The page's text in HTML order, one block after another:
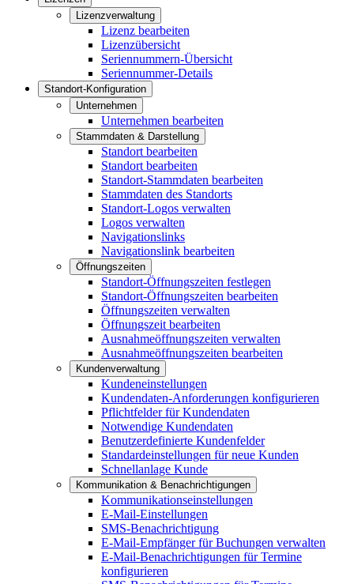
Lizenzverwaltung
Lizenz bearbeiten
Lizenzübersicht
Seriennummern-Übersicht
Seriennummer-Details
Standort-Konfiguration
Unternehmen
Unternehmen bearbeiten
Stammdaten & Darstellung
Standort bearbeiten
Standort bearbeiten
Standort-Stammdaten bearbeiten
Stammdaten des Standorts
Standort-Logos verwalten
Logos verwalten
Navigationslinks
Navigationslink bearbeiten
Öffnungszeiten
Standort-Öffnungszeiten festlegen
Standort-Öffnungszeiten bearbeiten
Öffnungszeiten verwalten
Öffnungszeit bearbeiten
Ausnahmeöffnungszeiten verwalten
Ausnahmeöffnungszeiten bearbeiten
Kundenverwaltung
Kundeneinstellungen
Kundendaten-Anforderungen konfigurieren
Pflichtfelder für Kundendaten
Notwendige Kundendaten
Benutzerdefinierte Kundenfelder
Standardeinstellungen für neue Kunden
Schnellanlage Kunde
Kommunikation & Benachrichtigungen
Kommunikationseinstellungen
E-Mail-Einstellungen
SMS-Benachrichtigung
E-Mail-Empfänger für Buchungen verwalten
E-Mail-Benachrichtigungen für Termine
konfigurieren